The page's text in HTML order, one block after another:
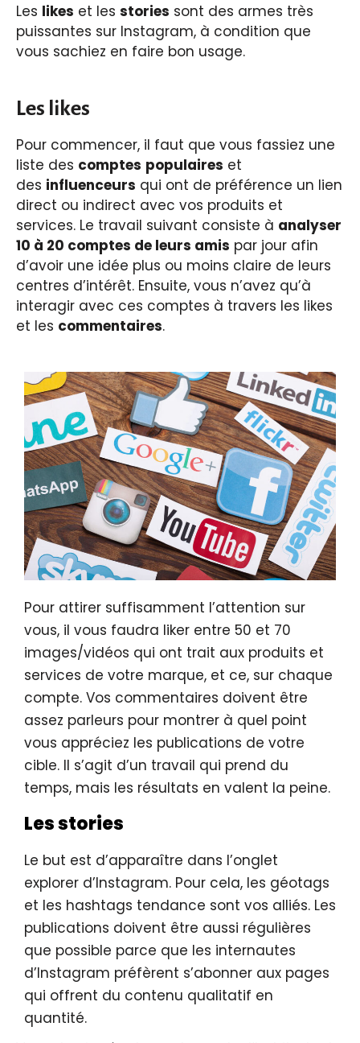
Les likes et les stories sont des armes très
puissantes sur Instagram, à condition que
vous sachiez en faire bon usage.
Les likes
Pour commencer, il faut que vous fassiez une
liste des comptes populaires et
des influenceurs qui ont de préférence un lien
direct ou indirect avec vos produits et
services. Le travail suivant consiste à analyser
10 à 20 comptes de leurs amis par jour afin
d’avoir une idée plus ou moins claire de leurs
centres d’intérêt. Ensuite, vous n’avez qu’à
interagir avec ces comptes à travers les likes
et les commentaires.
Pour attirer suffisamment l’attention sur
vous, il vous faudra liker entre 50 et 70
images/vidéos qui ont trait aux produits et
services de votre marque, et ce, sur chaque
compte. Vos commentaires doivent être
assez parleurs pour montrer à quel point
vous appréciez les publications de votre
cible. Il s’agit d’un travail qui prend du
temps, mais les résultats en valent la peine.
Les stories
Le but est d’apparaître dans l’onglet
explorer d’Instagram. Pour cela, les géotags
et les hashtags tendance sont vos alliés. Les
publications doivent être aussi régulières
que possible parce que les internautes
d’Instagram préfèrent s’abonner aux pages
qui offrent du contenu qualitatif en
quantité.